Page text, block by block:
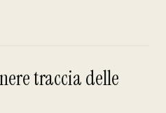
traccia delle